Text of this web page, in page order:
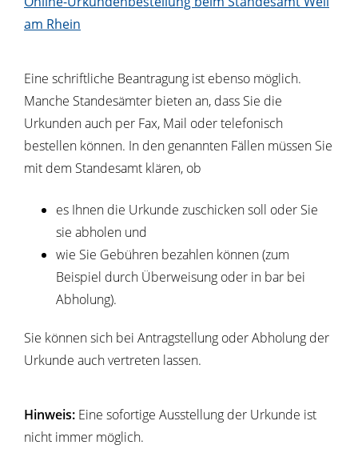
am Rhein
Eine schriftliche Beantragung ist ebenso möglich.
Manche Standesämter bieten an, dass Sie die
Urkunden auch per Fax, Mail oder telefonisch
bestellen können. In den genannten Fällen müssen Sie
mit dem Standesamt klären, ob
es Ihnen die Urkunde zuschicken soll oder Sie
sie abholen und
wie Sie Gebühren bezahlen können(zum
Beispiel durch Überweisung oder in bar bei
Abholung).
Sie können sich bei Antragstellung oder Abholung der
Urkunde auch vertreten lassen.
Hinweis: Eine sofortige Ausstellung der Urkunde ist
nicht immer möglich.